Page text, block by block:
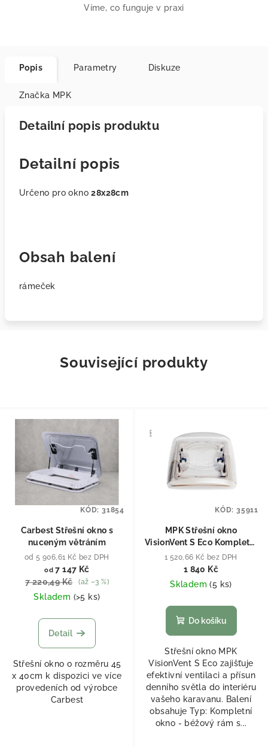
Víme, co funguje v praxi
Popis Parametry Diskuze
Značka MPK
Detailní popis produktu
Detailní popis
Určeno pro okno28x28cm
Obsah balení
rámeček
Související produkty
Carbest Střešní okno s
nuceným větráním
od 5 906,61 Kč bez DPH
od 7 147 Kč
7 220,49 Kč
(až –3 %)
Skladem (>5 ks)
Detail
Střešní okno o rozměru 45
x 40cm k dispozici ve více
provedeních od výrobce
Carbest
KÓD: 31854
MPK Střešní okno
VisionVent S Eco Kompletní
okno - béžový rám
1 520,66 Kč bez DPH
1 840 Kč
Skladem(5 ks)
Do košíku
Střešní okno MPK
VisionVent S Eco zajišťuje
efektivní ventilaci a přísun
denního světla do interiéru
vašeho karavanu. Balení
obsahuje Typ: Kompletní
okno - béžový rám s...
KÓD: 35911